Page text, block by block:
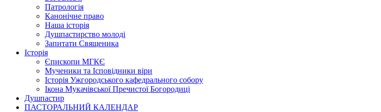
Патрологія
Канонічне право
Наша історія
Душпастирство молоді
Запитати Священика
Історія
Єпископи МГКЄ
Мученики та Ісповідники віри
Історія Ужгородського кафедрального собору
Ікона Мукачівської Пречистої Богородиці
Душпастир
ПАСТОРАЛЬНИЙ КАЛЕНДАР